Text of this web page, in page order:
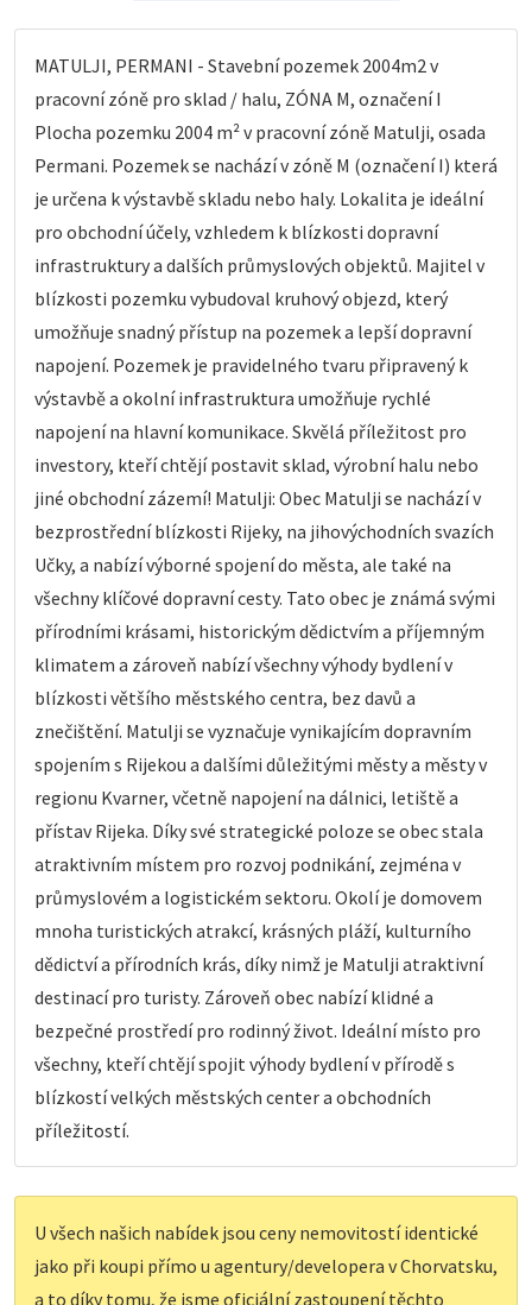
MATULJI, PERMANI - Stavební pozemek 2004m2 v
pracovní zóně pro sklad / halu, ZÓNA M, označení I
Plocha pozemku 2004 m² v pracovní zóně Matulji, osada
Permani. Pozemek se nachází v zóně M (označení I) která
je určena k výstavbě skladu nebo haly. Lokalita je ideální
pro obchodní účely, vzhledem k blízkosti dopravní
infrastruktury a dalších průmyslových objektů. Majitel v
blízkosti pozemku vybudoval kruhový objezd, který
umožňuje snadný přístup na pozemek a lepší dopravní
napojení. Pozemek je pravidelného tvaru připravený k
výstavbě a okolní infrastruktura umožňuje rychlé
napojení na hlavní komunikace. Skvělá příležitost pro
investory, kteří chtějí postavit sklad, výrobní halu nebo
jiné obchodní zázemí! Matulji: Obec Matulji se nachází v
bezprostřední blízkosti Rijeky, na jihovýchodních svazích
Učky, a nabízí výborné spojení do města, ale také na
všechny klíčové dopravní cesty. Tato obec je známá svými
přírodními krásami, historickým dědictvím a příjemným
klimatem a zároveň nabízí všechny výhody bydlení v
blízkosti většího městského centra, bez davů a
znečištění. Matulji se vyznačuje vynikajícím dopravním
spojením s Rijekou a dalšími důležitými městy a městy v
regionu Kvarner, včetně napojení na dálnici, letiště a
přístav Rijeka. Díky své strategické poloze se obec stala
atraktivním místem pro rozvoj podnikání, zejména v
průmyslovém a logistickém sektoru. Okolí je domovem
mnoha turistických atrakcí, krásných pláží, kulturního
dědictví a přírodních krás, díky nimž je Matulji atraktivní
destinací pro turisty. Zároveň obec nabízí klidné a
bezpečné prostředí pro rodinný život. Ideální místo pro
všechny, kteří chtějí spojit výhody bydlení v přírodě s
blízkostí velkých městských center a obchodních
příležitostí.
U všech našich nabídek jsou ceny nemovitostí identické
jako při koupi přímo u agentury/developera v Chorvatsku,
a to díky tomu, že jsme oficiální zastoupení těchto